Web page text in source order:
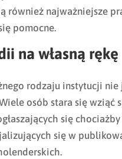
również najważniejsze
pomocne.
na własną rękę
rodzaju instytucji
osób stara się wziąć
się
się w